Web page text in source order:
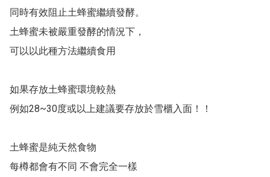
同時有效阻止土蜂蜜繼續發酵。
土蜂蜜未被嚴重發酵的情況下，
可以以此種方法繼續食用
如果存放土蜂蜜環境較熱
例如28~30度或以上建議要存放於雪櫃入面！！
土蜂蜜是純天然食物
每樽都會有不同 不會完全一樣